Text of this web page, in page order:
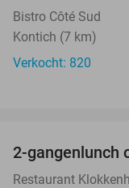
Bistro Côté Sud
Kontich (7 km)
Verkocht: 820
2-gangenlunch
Restaurant